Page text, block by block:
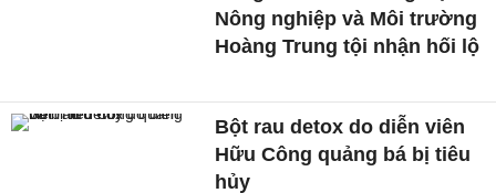
Nông nghiệp và Môi trường
Hoàng Trung tội nhận hối lộ
Bột rau detox do diễn viên
Hữu Công quảng bá bị tiêu
hủy